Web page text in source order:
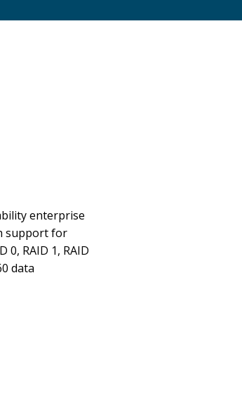
enterprise
support for
0, RAID 1, RAID
data